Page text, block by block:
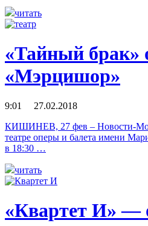
читать
«Тайный брак»
«Мэрцишор»
9:01 27.02.2018
КИШИНЕВ, 27 фев – Новости-
театре оперы и балета имени
в 18:30 …
читать
«Квартет И» —